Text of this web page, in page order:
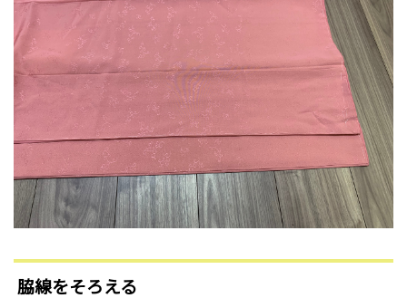
脇線をそろえる